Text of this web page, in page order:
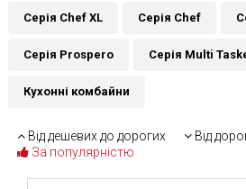
Серія Chef XL Серія Chef
Серія Prospero Серія Multi
Кухонні комбайни
Від дешевих до дорогих
Від
За популярністю